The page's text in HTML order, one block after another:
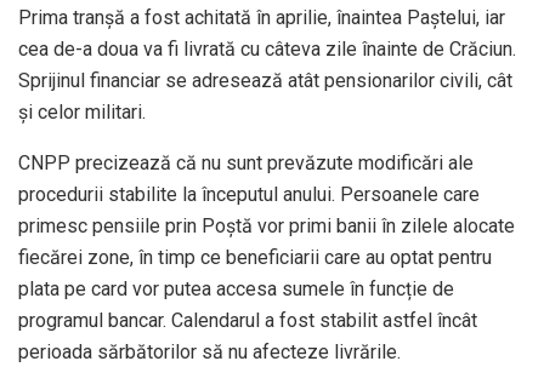
Prima tranșă a fost achitată în aprilie, înaintea Paștelui, iar
cea de-a doua va fi livrată cu câteva zile înainte de Crăciun.
Sprijinul financiar se adresează atât pensionarilor civili, cât
și celor militari.
CNPP precizează că nu sunt prevăzute modificări ale
procedurii stabilite la începutul anului. Persoanele care
primesc pensiile prin Poștă vor primi banii în zilele alocate
fiecărei zone, în timp ce beneficiarii care au optat pentru
plata pe card vor putea accesa sumele în funcție de
programul bancar. Calendarul a fost stabilit astfel încât
perioada sărbătorilor să nu afecteze livrările.